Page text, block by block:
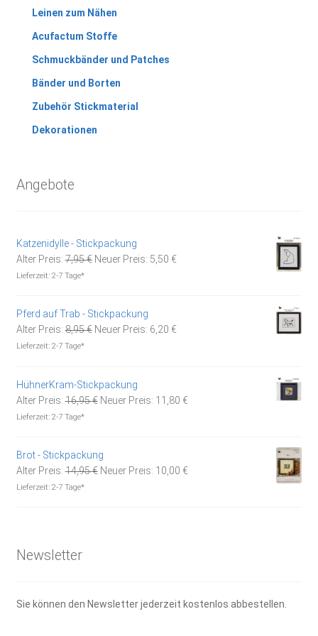
Leinen zum Nähen
Acufactum Stoffe
Schmuckbänder und Patches
Bänder und Borten
Zubehör Stickmaterial
Dekorationen
Angebote
Katzenidylle - Stickpackung
Alter Preis: 7,95€ Ursprünglicher
Neuer Preis: 5,50 €Aktueller
Lieferzeit: 2-7 Tage*
Pferd auf Trab - Stickpackung
Alter Preis: 8,95€ Ursprünglicher
Neuer Preis: 6,20 €Aktueller
Lieferzeit: 2-7 Tage*
HühnerKram-Stickpackung
Alter Preis: 16,95€ Ursprünglicher
Neuer Preis: 11,80 €Aktueller
Lieferzeit: 2-7 Tage*
Brot - Stickpackung
Alter Preis: 14,95€ Ursprünglicher
Neuer Preis: 10,00 €Aktueller
Lieferzeit: 2-7 Tage*
Newsletter
Sie können den Newsletter jederzeit kostenlos abbestellen.